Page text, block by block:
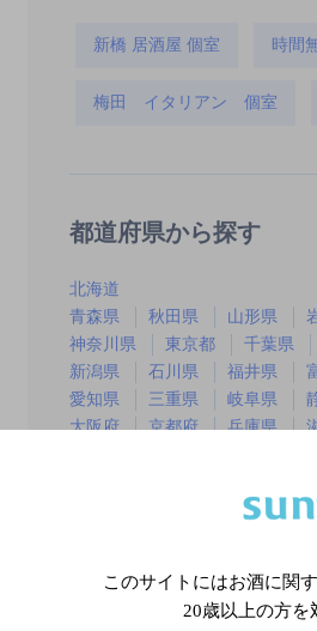
新橋 居酒屋 個室 時間
梅田 イタリアン 個室
都道府県から探す
北海道
青森県
秋田県 山形県
神奈川県
東京都 千葉県
新潟県
石川県 福井県
愛知県
三重県 岐阜県
大阪府
京都府 兵庫県
長崎県
このサイトにはお酒に関
20歳以上の方を